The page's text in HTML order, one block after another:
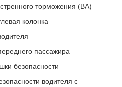
торможения (BA)
колонка
пассажира
безопасности
водителя с